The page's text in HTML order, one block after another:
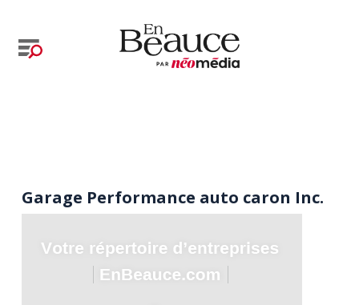
Garage Performance auto caron Inc.